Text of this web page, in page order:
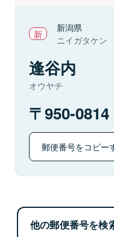
新潟県
ニイガタケン
逢谷内
オウヤチ
950-0814
郵便番号をコピー
他の郵便番号を検